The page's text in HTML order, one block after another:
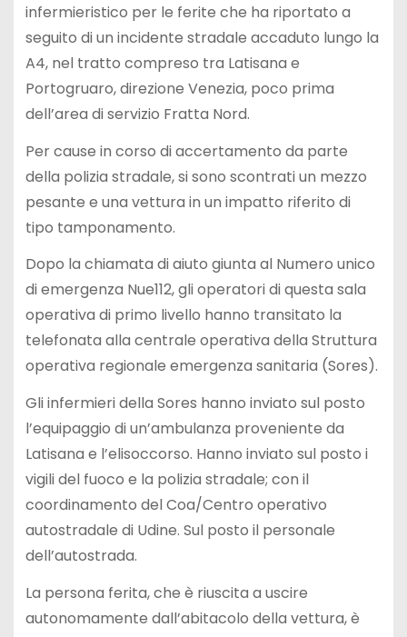
infermieristico per le ferite che ha riportato a
seguito di un incidente stradale accaduto lungo la
A4, nel tratto compreso tra Latisana e
Portogruaro, direzione Venezia, poco prima
dell’area di servizio Fratta Nord.
Per cause in corso di accertamento da parte
della polizia stradale, si sono scontrati un mezzo
pesante e una vettura in un impatto riferito di
tipo tamponamento.
Dopo la chiamata di aiuto giunta al Numero unico
di emergenza Nue112, gli operatori di questa sala
operativa di primo livello hanno transitato la
telefonata alla centrale operativa della Struttura
operativa regionale emergenza sanitaria (Sores).
Gli infermieri della Sores hanno inviato sul posto
l’equipaggio di un’ambulanza proveniente da
Latisana e l’elisoccorso. Hanno inviato sul posto i
vigili del fuoco e la polizia stradale; con il
coordinamento del Coa/Centro operativo
autostradale di Udine. Sul posto il personale
dell’autostrada.
La persona ferita, che è riuscita a uscire
autonomamente dall’abitacolo della vettura, è